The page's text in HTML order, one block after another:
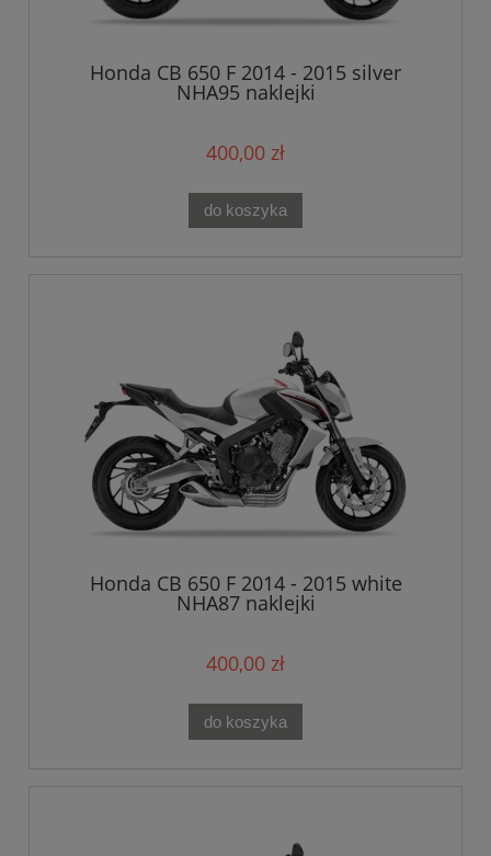
Honda CB 650 F 2014 - 2015 silver
NHA95 naklejki
400,00 zł
do koszyka
Honda CB 650 F 2014 - 2015 white
NHA87 naklejki
400,00 zł
do koszyka